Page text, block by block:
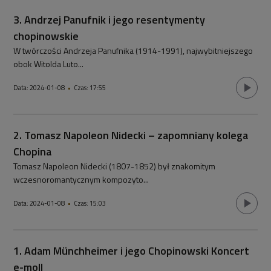
3. Andrzej Panufnik i jego resentymenty
chopinowskie
W twórczości Andrzeja Panufnika (1914-1991), najwybitniejszego
obok Witolda Luto...
Data:2024-01-08 • Czas: 17:55
2. Tomasz Napoleon Nidecki – zapomniany kolega
Chopina
Tomasz Napoleon Nidecki (1807-1852) był znakomitym
wczesnoromantycznym kompozyto...
Data:2024-01-08 • Czas: 15:03
1. Adam Münchheimer i jego Chopinowski Koncert
e-moll